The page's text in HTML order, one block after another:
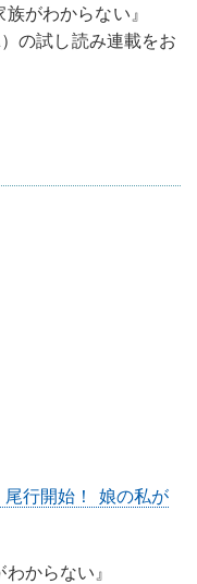
がわからない』
の試し読み連載をお
尾行開始！ 娘の私が
からない』